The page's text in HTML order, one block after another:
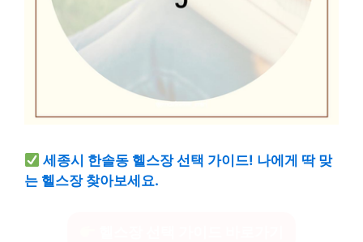
세종시 한솔동 헬스장 선택 가이드! 나에게 딱 맞
는 헬스장 찾아보세요.